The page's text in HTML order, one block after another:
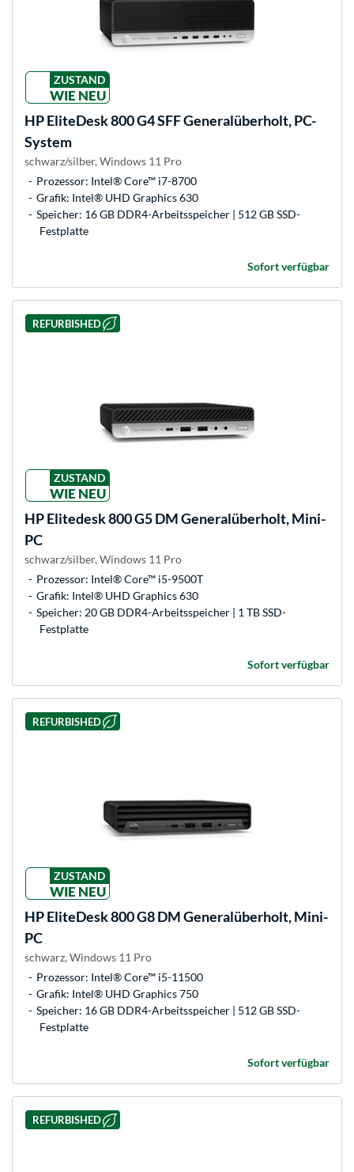
ZUSTAND
WIE NEU
HPEliteDesk 800 G4 SFF Generalüberholt, PC-
System
schwarz/silber, Windows 11 Pro
Prozessor: Intel® Core™ i7-8700
Grafik: Intel® UHD Graphics 630
Speicher: 16 GB DDR4-Arbeitsspeicher | 512 GB SSD-
Festplatte
Sofort verfügbar
REFURBISHED
ZUSTAND
WIE NEU
HPElitedesk 800 G5 DM Generalüberholt, Mini-
PC
schwarz/silber, Windows 11 Pro
Prozessor: Intel® Core™ i5-9500T
Grafik: Intel® UHD Graphics 630
Speicher: 20 GB DDR4-Arbeitsspeicher | 1 TB SSD-
Festplatte
Sofort verfügbar
REFURBISHED
ZUSTAND
WIE NEU
HPEliteDesk 800 G8 DM Generalüberholt, Mini-
PC
schwarz, Windows 11 Pro
Prozessor: Intel® Core™ i5-11500
Grafik: Intel® UHD Graphics 750
Speicher: 16 GB DDR4-Arbeitsspeicher | 512 GB SSD-
Festplatte
Sofort verfügbar
REFURBISHED